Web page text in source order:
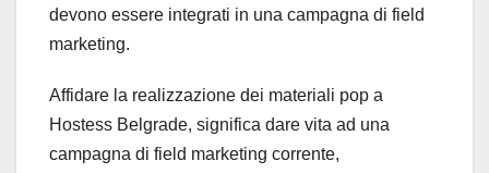
devono essere integrati in una campagna di field
marketing.
Affidare la realizzazione dei materiali pop a
Hostess Belgrade, significa dare vita ad una
campagna di field marketing corrente,